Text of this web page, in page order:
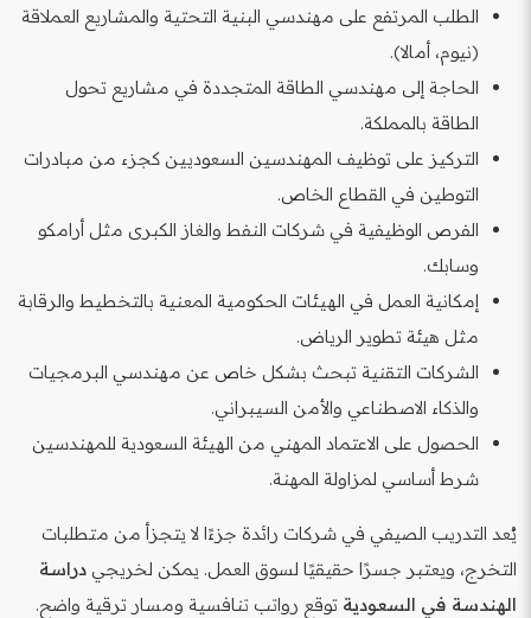
الطلب المرتفع على مهندسي البنية التحتية والمشاريع العملاقة
(نيوم، أمالا).
الحاجة إلى مهندسي الطاقة المتجددة في مشاريع تحول
الطاقة بالمملكة.
التركيز على توظيف المهندسين السعوديين كجزء من مبادرات
التوطين في القطاع الخاص.
الفرص الوظيفية في شركات النفط والغاز الكبرى مثل أرامكو
وسابك.
إمكانية العمل في الهيئات الحكومية المعنية بالتخطيط والرقابة
مثل هيئة تطوير الرياض.
الشركات التقنية تبحث بشكل خاص عن مهندسي البرمجيات
والذكاء الاصطناعي والأمن السيبراني.
الحصول على الاعتماد المهني من الهيئة السعودية للمهندسين
شرط أساسي لمزاولة المهنة.
يُعد التدريب الصيفي في شركات رائدة جزءًا لا يتجزأ من متطلبات
التخرج، ويعتبر جسرًا حقيقيًا لسوق العمل. يمكن لخريجي دراسة
الهندسة في السعودية توقع رواتب تنافسية ومسار ترقية واضح.